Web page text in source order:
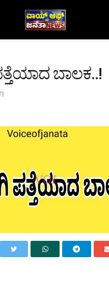
ಬಾಲಕ..!